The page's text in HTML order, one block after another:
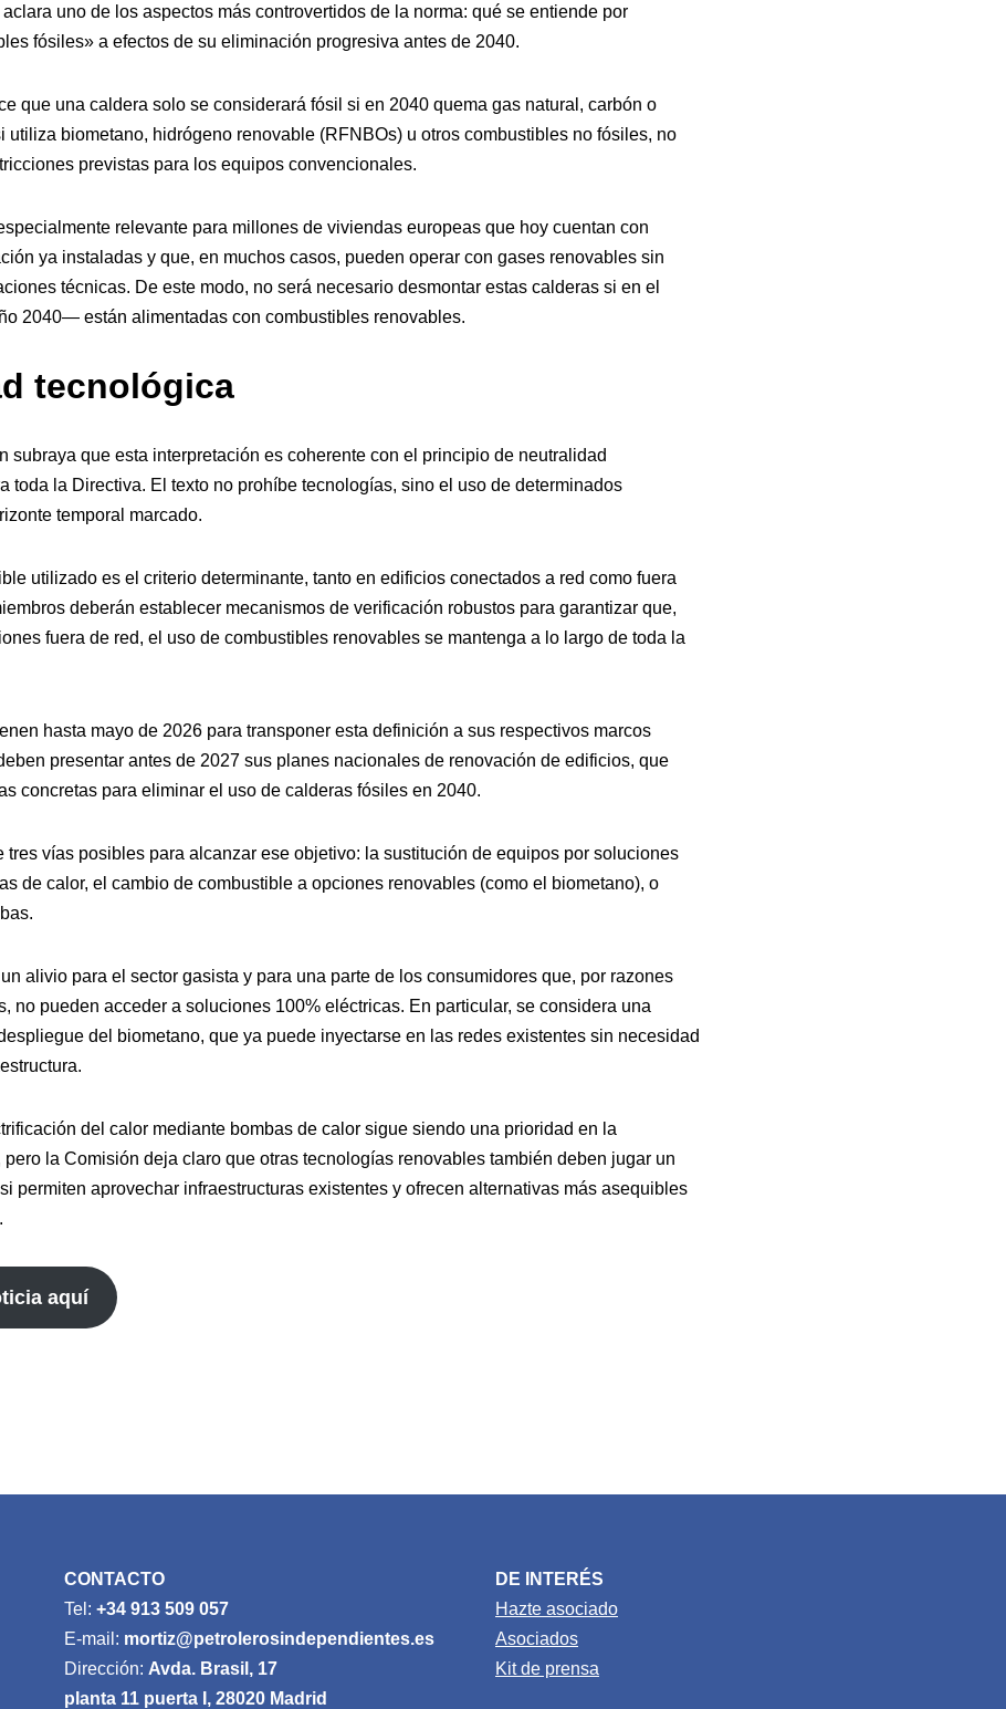
uno de los aspectos más controvertidos de la norma: qué se entiende por
fósiles» a efectos de su eliminación progresiva antes de 2040.
que una caldera solo se considerará fósil si en 2040 quema gas natural, carbón o
utiliza biometano, hidrógeno renovable (RFNBOs) u otros combustibles no fósiles, no
previstas para los equipos convencionales.
relevante para millones de viviendas europeas que hoy cuentan con
ya instaladas y que, en muchos casos, pueden operar con gases renovables sin
técnicas. De este modo, no será necesario desmontar estas calderas si en el
2040— están alimentadas con combustibles renovables.
tecnológica
subraya que esta interpretación es coherente con el principio de neutralidad
toda la Directiva. El texto no prohíbe tecnologías, sino el uso de determinados
temporal marcado.
utilizado es el criterio determinante, tanto en edificios conectados a red como fuera
deberán establecer mecanismos de verificación robustos para garantizar que,
fuera de red, el uso de combustibles renovables se mantenga a lo largo de toda la
hasta mayo de 2026 para transponer esta definición a sus respectivos marcos
presentar antes de 2027 sus planes nacionales de renovación de edificios, que
concretas para eliminar el uso de calderas fósiles en 2040.
tres vías posibles para alcanzar ese objetivo: la sustitución de equipos por soluciones
de calor, el cambio de combustible a opciones renovables (como el biometano), o
alivio para el sector gasista y para una parte de los consumidores que, por razones
no pueden acceder a soluciones 100% eléctricas. En particular, se considera una
del biometano, que ya puede inyectarse en las redes existentes sin necesidad
del calor mediante bombas de calor sigue siendo una prioridad en la
la Comisión deja claro que otras tecnologías renovables también deben jugar un
permiten aprovechar infraestructuras existentes y ofrecen alternativas más asequibles
aquí
CONTACTO
Tel: +34 913 509 057
E-mail: mortiz@petrolerosindependientes.es
Dirección: Avda. Brasil, 17
planta 11 puerta I, 28020 Madrid
DE INTERÉS
Hazte asociado
Asociados
Kit de prensa